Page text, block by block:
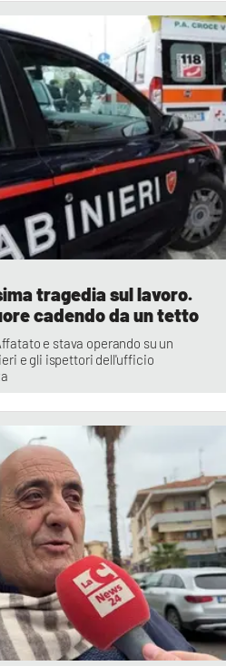
tragedia sul lavoro.
cadendo da un tetto
e stava operando su un
e gli ispettori dell'ufficio